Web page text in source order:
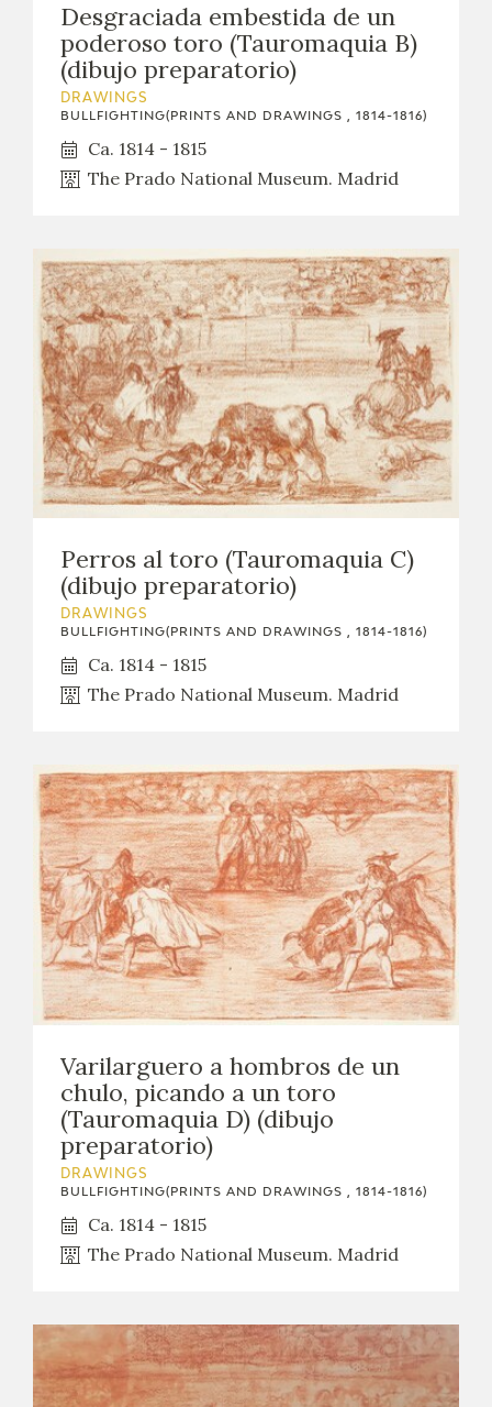
RECURSOS EDUCATIVOS
Desgraciada embestida de un
poderoso toro (Tauromaquia B)
(dibujo preparatorio)
DRAWINGS
BULLFIGHTING(PRINTS AND DRAWINGS , 1814-1816)
Ca. 1814 - 1815
The Prado National Museum. Madrid
Perros al toro (Tauromaquia C)
(dibujo preparatorio)
DRAWINGS
BULLFIGHTING(PRINTS AND DRAWINGS , 1814-1816)
Ca. 1814 - 1815
The Prado National Museum. Madrid
Varilarguero a hombros de un
chulo, picando a un toro
(Tauromaquia D) (dibujo
preparatorio)
DRAWINGS
BULLFIGHTING(PRINTS AND DRAWINGS , 1814-1816)
Ca. 1814 - 1815
The Prado National Museum. Madrid